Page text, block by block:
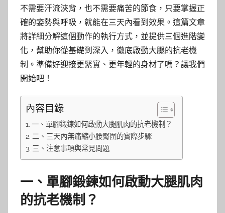
不需要汗流浹背，也不需要痛苦的節食，只要掌握正
確的姿勢與呼吸，就能在三天內看到效果。這篇文章
將詳細分解這個動作的執行方式，並提供三個進階變
化，幫助你從基礎到深入，徹底啟動大腿的抗老機
制。準備好迎接更緊實、更年輕的身材了嗎？讓我們
開始吧！
內容目錄
一、單腳鍛鍊如何啟動大腿肌肉的抗老機制？
二、三天內無痛縮小腰臀圍的實際步驟
三、注意事項與常見問題
一、單腳鍛鍊如何啟動大腿肌肉
的抗老機制？